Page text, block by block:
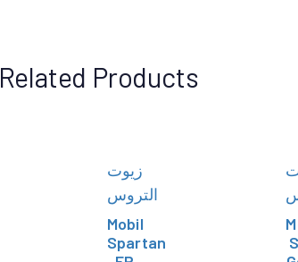
Related Products
زيوت
التروس
Mobil
Spartan